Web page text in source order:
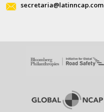
secretaria@latinncap.com